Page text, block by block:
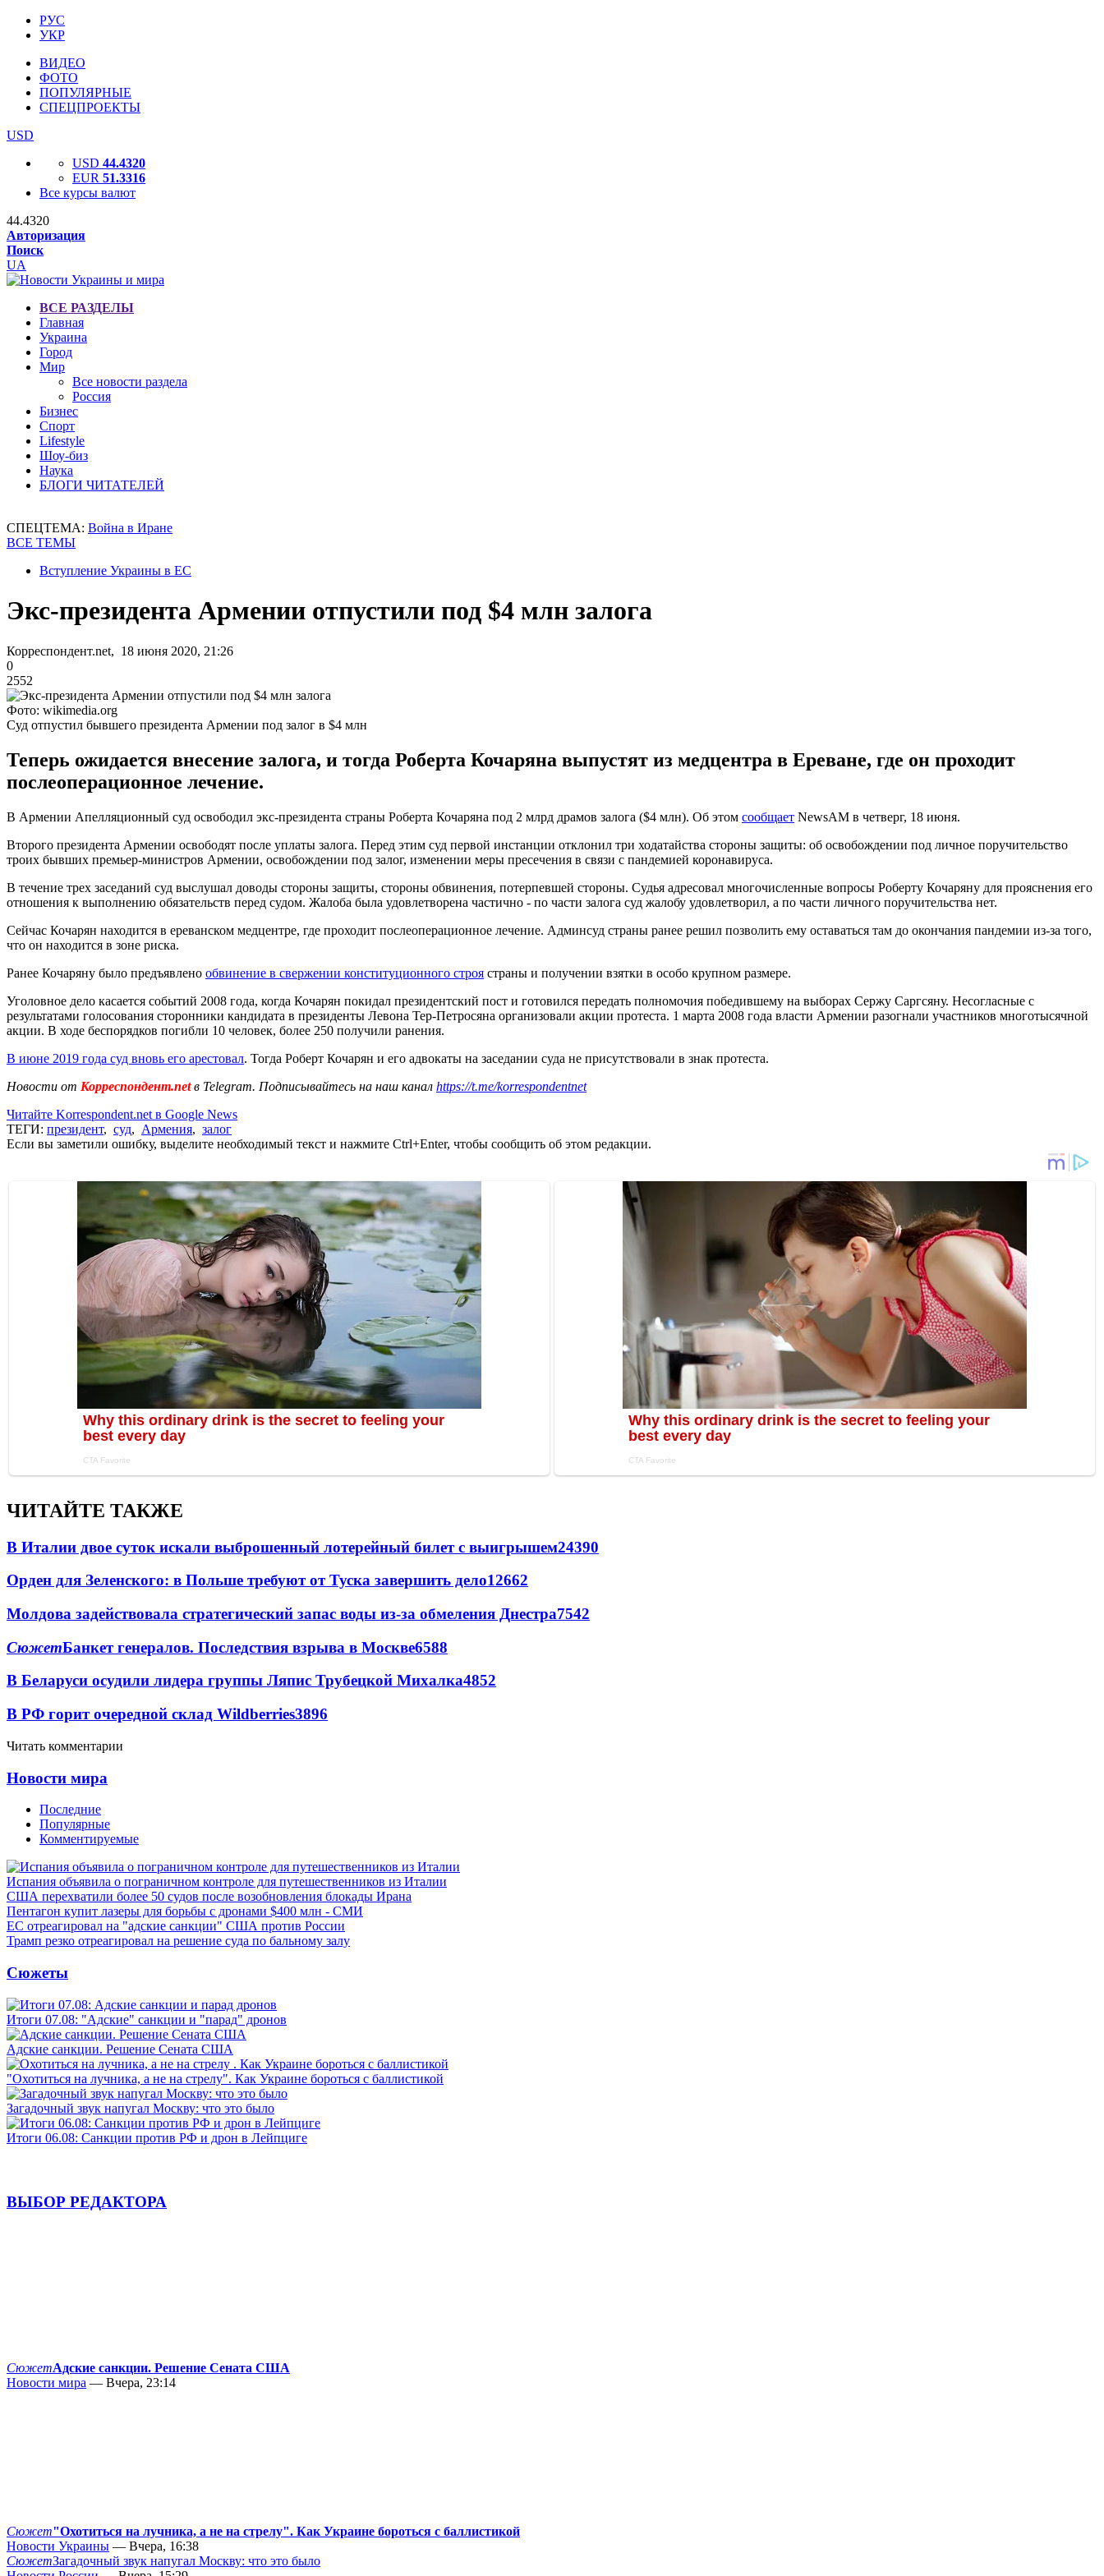
РУС
УКР
ВИДЕО
ФОТО
ПОПУЛЯРНЫЕ
СПЕЦПРОЕКТЫ
USD
USD 44.4320
EUR 51.3316
Все курсы валют
44.4320
Авторизация
Поиск
UA
ВСЕ РАЗДЕЛЫ
Главная
Украина
Город
Мир
Все новости раздела
Россия
Бизнес
Спорт
Lifestyle
Шоу-биз
Наука
БЛОГИ ЧИТАТЕЛЕЙ
СПЕЦТЕМА: Война в Иране
ВСЕ ТЕМЫ
Вступление Украины в ЕС
Экс-президента Армении отпустили под $4 млн залога
Корреспондент.net, 18 июня 2020, 21:26
0
2552
Фото: wikimedia.org
Суд отпустил бывшего президента Армении под залог в $4 млн
Теперь ожидается внесение залога, и тогда Роберта Кочаряна выпустят из медцентра в Ереване, где он проходит
послеоперационное лечение.
В Армении Апелляционный суд освободил экс-президента страны Роберта Кочаряна под 2 млрд драмов залога ($4 млн). Об этом сообщает NewsAM в четверг, 18 июня.
Второго президента Армении освободят после уплаты залога. Перед этим суд первой инстанции отклонил три ходатайства стороны защиты: об освобождении под личное поручительство
троих бывших премьер-министров Армении, освобождении под залог, изменении меры пресечения в связи с пандемией коронавируса.
В течение трех заседаний суд выслушал доводы стороны защиты, стороны обвинения, потерпевшей стороны. Судья адресовал многочисленные вопросы Роберту Кочаряну для прояснения его
отношения к выполнению обязательств перед судом. Жалоба была удовлетворена частично - по части залога суд жалобу удовлетворил, а по части личного поручительства нет.
Сейчас Кочарян находится в ереванском медцентре, где проходит послеоперационное лечение. Админсуд страны ранее решил позволить ему оставаться там до окончания пандемии из-за того,
что он находится в зоне риска.
Ранее Кочаряну было предъявлено обвинение в свержении конституционного строя страны и получении взятки в особо крупном размере.
Уголовное дело касается событий 2008 года, когда Кочарян покидал президентский пост и готовился передать полномочия победившему на выборах Сержу Саргсяну. Несогласные с
результатами голосования сторонники кандидата в президенты Левона Тер-Петросяна организовали акции протеста. 1 марта 2008 года власти Армении разогнали участников многотысячной
акции. В ходе беспорядков погибли 10 человек, более 250 получили ранения.
В июне 2019 года суд вновь его арестовал. Тогда Роберт Кочарян и его адвокаты на заседании суда не присутствовали в знак протеста.
Новости от Корреспондент.netв Telegram. Подписывайтесь на наш канал https://t.me/korrespondentnet
Читайте Korrespondent.net в Google News
ТЕГИ: президент, суд, Армения, залог
Если вы заметили ошибку, выделите необходимый текст и нажмите Ctrl+Enter, чтобы сообщить об этом редакции.
ЧИТАЙТЕ ТАКЖЕ
В Италии двое суток искали выброшенный лотерейный билет с выигрышем24390
Орден для Зеленского: в Польше требуют от Туска завершить дело12662
Молдова задействовала стратегический запас воды из-за обмеления Днестра7542
СюжетБанкет генералов. Последствия взрыва в Москве6588
В Беларуси осудили лидера группы Ляпис Трубецкой Михалка4852
В РФ горит очередной склад Wildberries3896
Читать комментарии
Новости мира
Последние
Популярные
Комментируемые
Испания объявила о пограничном контроле для путешественников из Италии
США перехватили более 50 судов после возобновления блокады Ирана
Пентагон купит лазеры для борьбы с дронами $400 млн - СМИ
ЕС отреагировал на "адские санкции" США против России
Трамп резко отреагировал на решение суда по бальному залу
Сюжеты
Итоги 07.08: "Адские" санкции и "парад" дронов
Адские санкции. Решение Сената США
"Охотиться на лучника, а не на стрелу". Как Украине бороться с баллистикой
Загадочный звук напугал Москву: что это было
Итоги 06.08: Санкции против РФ и дрон в Лейпциге
ВЫБОР РЕДАКТОРА
СюжетАдские санкции. Решение Сената США
Новости мира — Вчера, 23:14
Сюжет"Охотиться на лучника, а не на стрелу". Как Украине бороться с баллистикой
Новости Украины — Вчера, 16:38
СюжетЗагадочный звук напугал Москву: что это было